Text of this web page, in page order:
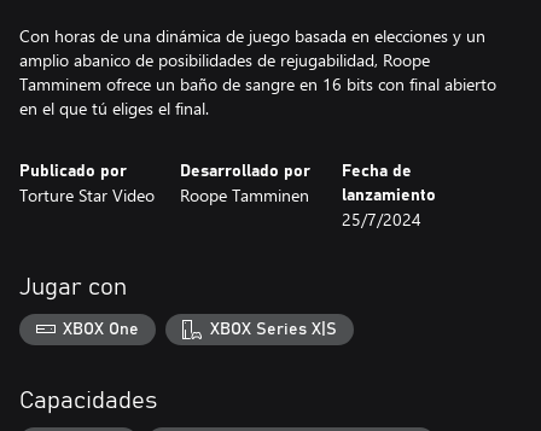
Con horas de una dinámica de juego basada en elecciones y un
amplio abanico de posibilidades de rejugabilidad, Roope
Tamminem ofrece un baño de sangre en 16 bits con final abierto
Publicado por
Torture Star Video
Desarrollado por
Roope Tamminen
Fecha de
lanzamiento
25/7/2024
Jugar con
XBOX One XBOX Series X|S
Capacidades